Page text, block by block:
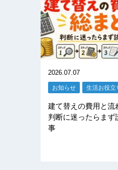
2026.07.07
お知らせ 生活お役立
建て替えの費用と流
判断に迷ったらまず
事